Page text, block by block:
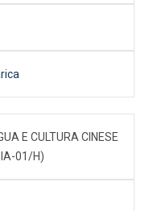
E CULTURA CINESE
01/H)